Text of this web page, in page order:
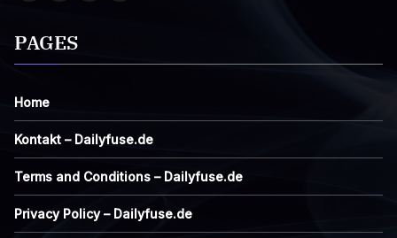
PAGES
Home
Kontakt – Dailyfuse.de
Terms and Conditions – Dailyfuse.de
Privacy Policy – Dailyfuse.de